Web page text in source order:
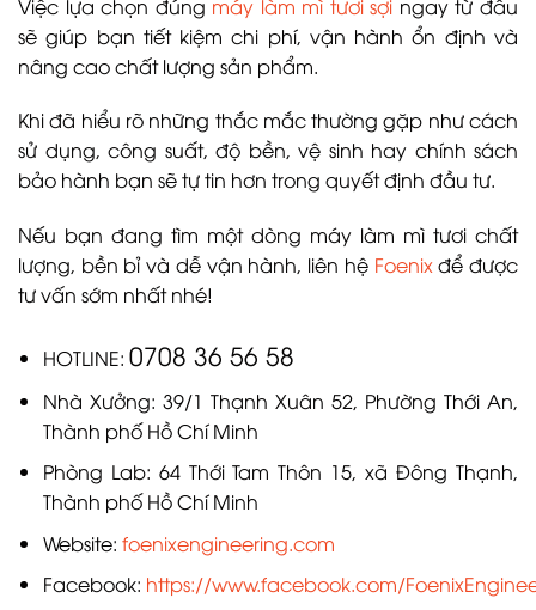
Việc lựa chọn đúng máy làm mì tươi sợi ngay từ đầu
sẽ giúp bạn tiết kiệm chi phí, vận hành ổn định và
nâng cao chất lượng sản phẩm.
Khi đã hiểu rõ những thắc mắc thường gặp như cách
sử dụng, công suất, độ bền, vệ sinh hay chính sách
bảo hành bạn sẽ tự tin hơn trong quyết định đầu tư.
Nếu bạn đang tìm một dòng máy làm mì tươi chất
lượng, bền bỉ và dễ vận hành, liên hệ Foenixđể được
tư vấn sớm nhất nhé!
HOTLINE: 0708 36 56 58
Nhà Xưởng: 39/1 Thạnh Xuân 52, Phường Thới An,
Thành phố Hồ Chí Minh
Phòng Lab: 64 Thới Tam Thôn 15, xã Đông Thạnh,
Thành phố Hồ Chí Minh
Website: foenixengineering.com
Facebook: https://www.facebook.com/